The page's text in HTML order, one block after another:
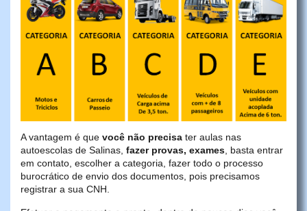
A vantagem é que você não precisa ter aulas nas
autoescolas de Salinas, fazer provas, exames, basta entrar
em contato, escolher a categoria, fazer todo o processo
burocrático de envio dos documentos, pois precisamos
registrar a sua CNH.